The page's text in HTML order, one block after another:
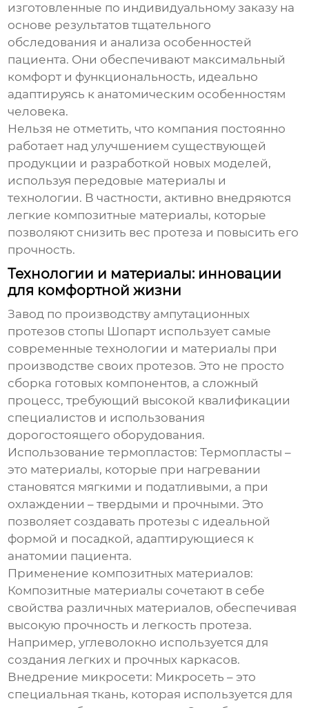
изготовленные по индивидуальному заказу на
основе результатов тщательного
обследования и анализа особенностей
пациента. Они обеспечивают максимальный
комфорт и функциональность, идеально
адаптируясь к анатомическим особенностям
человека.
Нельзя не отметить, что компания постоянно
работает над улучшением существующей
продукции и разработкой новых моделей,
используя передовые материалы и
технологии. В частности, активно внедряются
легкие композитные материалы, которые
позволяют снизить вес протеза и повысить его
прочность.
Технологии и материалы: инновации
для комфортной жизни
Завод по производству ампутационных
протезов стопы Шопарт использует самые
современные технологии и материалы при
производстве своих протезов. Это не просто
сборка готовых компонентов, а сложный
процесс, требующий высокой квалификации
специалистов и использования
дорогостоящего оборудования.
Использование термопластов: Термопласты –
это материалы, которые при нагревании
становятся мягкими и податливыми, а при
охлаждении – твердыми и прочными. Это
позволяет создавать протезы с идеальной
формой и посадкой, адаптирующиеся к
анатомии пациента.
Применение композитных материалов:
Композитные материалы сочетают в себе
свойства различных материалов, обеспечивая
высокую прочность и легкость протеза.
Например, углеволокно используется для
создания легких и прочных каркасов.
Внедрение микросети: Микросеть – это
специальная ткань, которая используется для